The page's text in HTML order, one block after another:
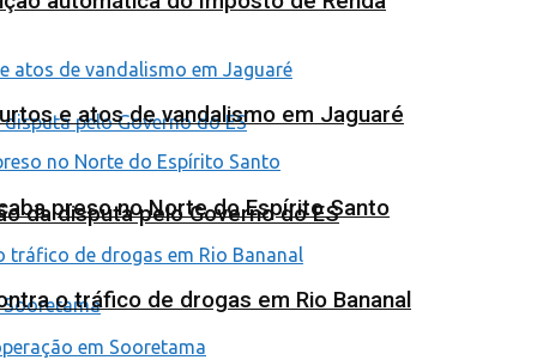
da disputa pelo Governo do ES
e atos de vandalismo em Jaguaré
preso no Norte do Espírito Santo
o tráfico de drogas em Rio Bananal